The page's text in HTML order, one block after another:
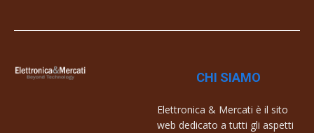
CHI SIAMO
Elettronica & Mercati è il sito
web dedicato a tutti gli aspetti